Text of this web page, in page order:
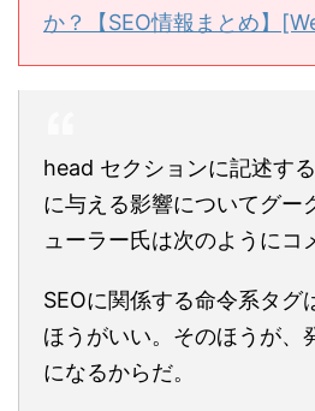
か？【SEO情報まとめ】
head セクションに記述す
に与える影響についてグー
ューラー氏は次のようにコ
SEOに関係する命令系タグ
ほうがいい。そのほうが、
になるからだ。